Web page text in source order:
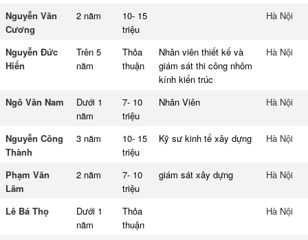
Nguyễn Văn
Cương
2 năm
10- 15
triệu
Hà Nội
Nguyễn Đức
Hiến
Trên 5
năm
Thỏa
thuận
Nhân viên thiết kế và
giám sát thi công nhôm
kính kiến trúc
Hà Nội
Ngô Văn Nam
Dưới 1
năm
7- 10
triệu
Nhân Viên Hà Nội
Nguyễn Công
Thành
3 năm
10- 15
triệu
Kỹ sư kinh tế xây dựng Hà Nội
Phạm Văn
Lâm
2 năm
7- 10
triệu
giám sát xây dựng Hà Nội
Lê Bá Thọ
Dưới 1
năm
Thỏa
thuận
Hà Nội